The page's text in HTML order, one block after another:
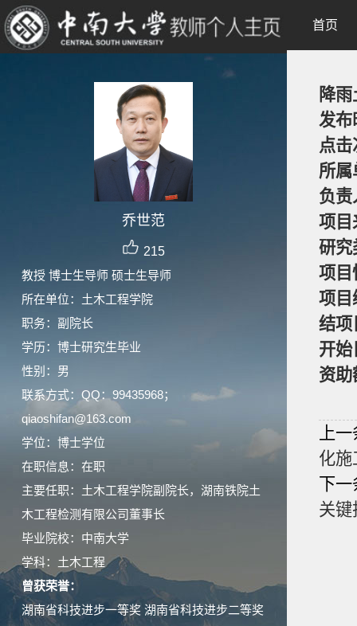
乔世范
215
教授 博士生导师 硕士生导师
所在单位：土木工程学院
职务：副院长
学历：博士研究生毕业
性别：男
联系方式：QQ：99435968；
qiaoshifan@163.com
学位：博士学位
在职信息：在职
主要任职：土木工程学院副院长，湖南铁院土
木工程检测有限公司董事长
毕业院校：中南大学
学科：土木工程
曾获荣誉：
湖南省科技进步一等奖 湖南省科技进步二等奖
首页
降
发布
点
所属
负责
项目
研究
项目
项目
结项
开始
资助
上
化施
下一
关键